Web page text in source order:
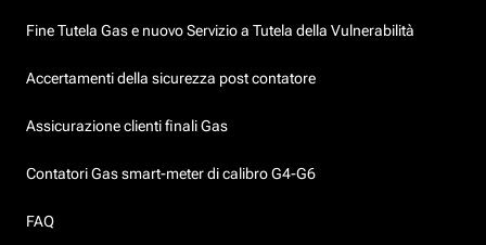
Fine Tutela Gas e nuovo Servizio a Tutela della Vulnerabilità
Accertamenti della sicurezza post contatore
Assicurazione clienti finali Gas
Contatori Gas smart-meter di calibro G4-G6
FAQ